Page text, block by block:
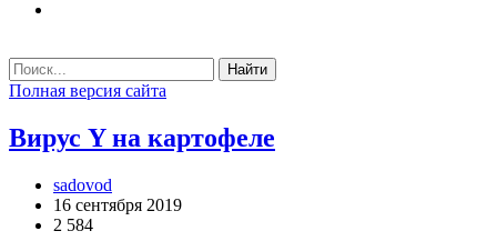
Найти
Полная версия сайта
Вирус Y на картофеле
sadovod
16 сентября 2019
2 584